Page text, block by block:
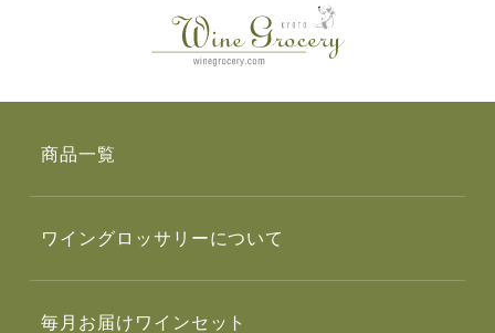
商品一覧
ワイングロッサリーについて
毎月お届けワインセット